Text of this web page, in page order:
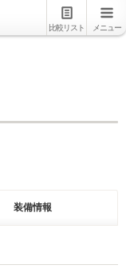
比較リスト メニュー
装備情報